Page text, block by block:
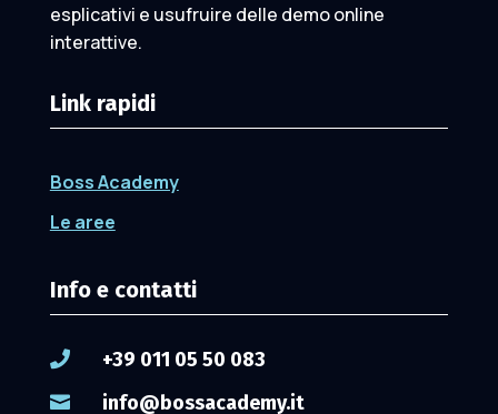
esplicativi e usufruire delle demo online
interattive.
Link rapidi
Boss Academy
Le aree
Info e contatti
 +39 011 05 50 083
 info@bossacademy.it